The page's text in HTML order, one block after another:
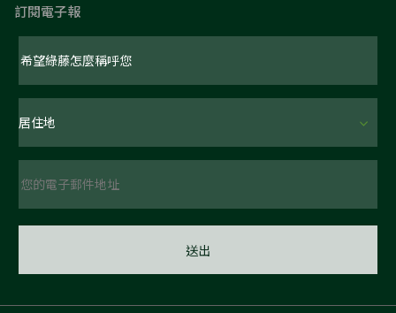
訂閱電子報